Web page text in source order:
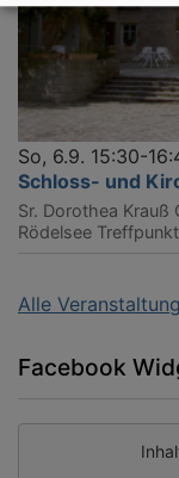
So, 6.9. 15:30-
Schloss- und
Sr. Dorothea Krauß
Rödelsee
Alle
Facebook